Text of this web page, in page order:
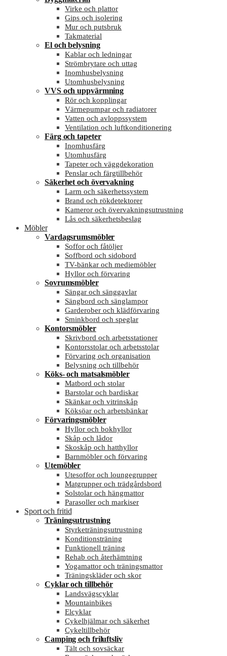
Virke och plattor
Gips och isolering
Mur och putsbruk
Takmaterial
El och belysning
Kablar och ledningar
Strömbrytare och uttag
Inomhusbelysning
Utomhusbelysning
VVS och uppvärmning
Rör och kopplingar
Värmepumpar och radiatorer
Vatten och avloppssystem
Ventilation och luftkonditionering
Färg och tapeter
Inomhusfärg
Utomhusfärg
Tapeter och väggdekoration
Penslar och färgtillbehör
Säkerhet och övervakning
Larm och säkerhetssystem
Brand och rökdetektorer
Kameror och övervakningsutrustning
Lås och säkerhetsbeslag
Möbler
Vardagsrumsmöbler
Soffor och fåtöljer
Soffbord och sidobord
TV-bänkar och mediemöbler
Hyllor och förvaring
Sovrumsmöbler
Sängar och sänggavlar
Sängbord och sänglampor
Garderober och klädförvaring
Sminkbord och speglar
Kontorsmöbler
Skrivbord och arbetsstationer
Kontorsstolar och arbetsstolar
Förvaring och organisation
Belysning och tillbehör
Köks- och matsalsmöbler
Matbord och stolar
Barstolar och bardiskar
Skänkar och vitrinskåp
Köksöar och arbetsbänkar
Förvaringsmöbler
Hyllor och bokhyllor
Skåp och lådor
Skoskåp och hatthyllor
Barnmöbler och förvaring
Utemöbler
Utesoffor och loungegrupper
Matgrupper och trädgårdsbord
Solstolar och hängmattor
Parasoller och markiser
Sport och fritid
Träningsutrustning
Styrketräningsutrustning
Konditionsträning
Funktionell träning
Rehab och återhämtning
Yogamattor och träningsmattor
Träningskläder och skor
Cyklar och tillbehör
Landsvägscyklar
Mountainbikes
Elcyklar
Cykelhjälmar och säkerhet
Cykeltillbehör
Camping och friluftsliv
Tält och sovsäckar